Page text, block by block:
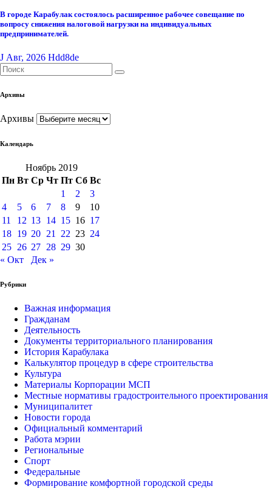
В городе Карабулак состоялось расширенное рабочее совещание по
вопросу снижения налоговой нагрузки на индивидуальных
предпринимателей.
J Авг, 2026 Hdd8de
Архивы
Архивы
Календарь
Ноябрь 2019
Пн Вт Ср Чт Пт Сб Вс
1
2
3
4
5 6 7 8 9
10
11
12 13 14 15 16 17
18 19 20 21 22 23 24
25 26 27 28 29 30
« Окт
Дек »
Рубрики
Важная информация
Гражданам
Деятельность
Документы территориального планирования
История Карабулака
Калькулятор процедур в сфере строительства
Культура
Материалы Корпорации МСП
Местные нормативы градостроительного проектирования
Муниципалитет
Новости города
Официальный комментарий
Работа мэрии
Региональные
Спорт
Федеральные
Формирование комфортной городской среды